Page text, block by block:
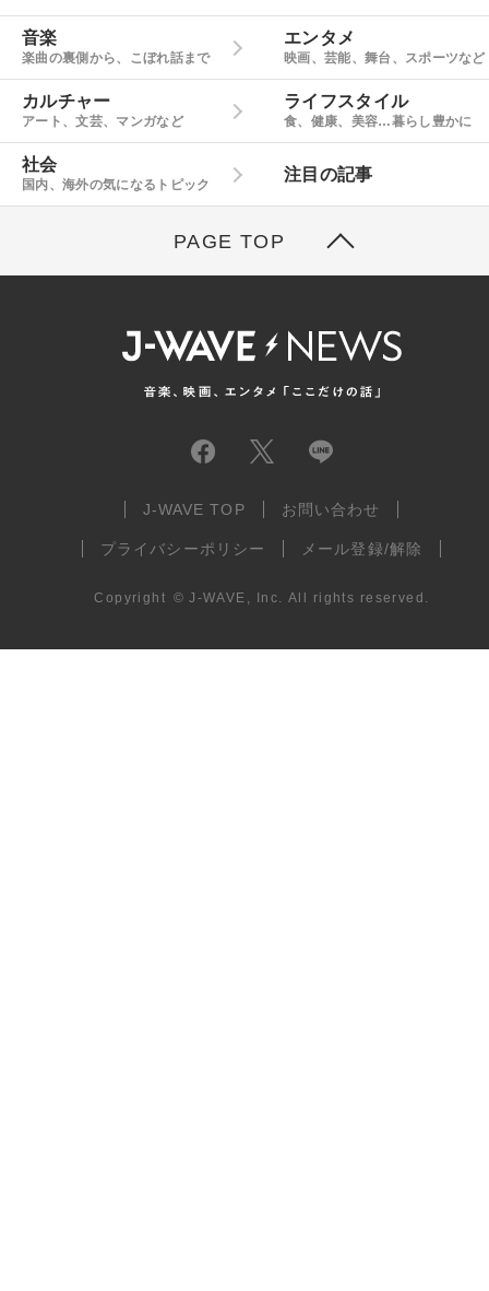
音楽
楽曲の裏側から、こぼれ話まで
エンタメ
映画、芸能、舞台、スポーツなど
カルチャー
アート、文芸、マンガなど
ライフスタイル
食、健康、美容…暮らし豊かに
社会
国内、海外の気になるトピック
注目の記事
PAGE TOP
J-WAVE TOP お問い合わせ
プライバシーポリシー メール登録/解除
Copyright © J-WAVE, Inc. All rights reserved.